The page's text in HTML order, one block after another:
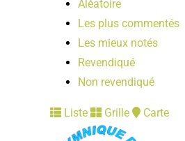
Aléatoire
Les plus commentés
Les mieux notés
Revendiqué
Non revendiqué
Liste Grille Carte